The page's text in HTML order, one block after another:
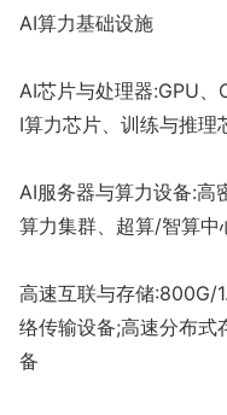
AI算力基础设施
AI芯片与处理器:GPU
I算力芯片、训练与推理
AI服务器与算力设备:高
算力集群、超算/智算
高速互联与存储:800G/
络传输设备;高速分布式
备